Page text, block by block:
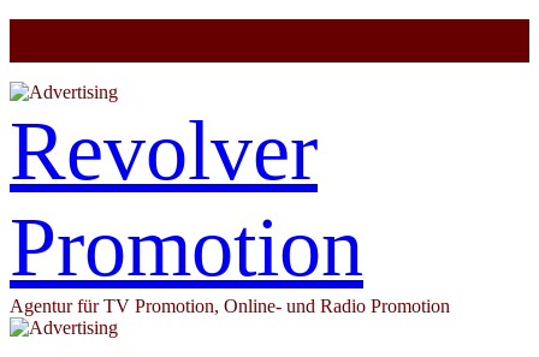
Revolver
Promotion
Agentur für TV Promotion, Online- und Radio Promotion